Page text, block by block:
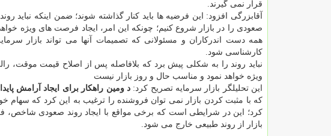
قرار نمی گیرند.
آقابزرگی افزود: این فرضیه ها باید کنار گذاشته شوند؛ ضمن اینکه
صعودی را در بازار شروع کنیم؛ چونکه این امر، ایجاد فرصت های ویژه
همه دست اندرکاران و مسئولانی که تصمیمات آنها می تواند بازار
کارشناسی شود.
نباید روند را به شکلی پیش برد که بلافاصله پس از اصلاح قیمت موقت،
ویژه خواهد نمود و مناسب حال و روز بازار نیست
این تحلیلگر بازار سرمایه تصریح کرد:د ومین راهکار برای ایجاد آرامش
که با مثبت کردن بازار نمی توان فروشنده را ترغیب به این کرد که
کرد؛ این در شرایطی است که برخی مواقع با ایجاد روند صعودی شاخص،
بازار از روند طبیعی خارج می شود.